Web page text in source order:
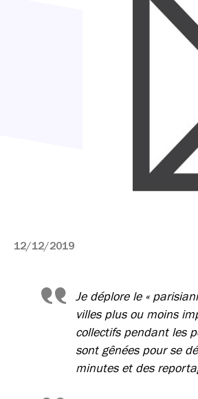
12/12/2019
Je déplore le «
villes plus ou moins
collectifs pendant les
sont gênées pour se
minutes et des